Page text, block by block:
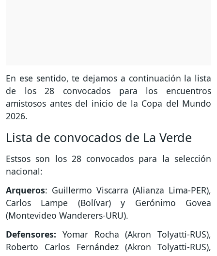
En ese sentido, te dejamos a continuación la lista
de los 28 convocados para los encuentros
amistosos antes del inicio de la Copa del Mundo
2026.
Lista de convocados de La Verde
Estsos son los 28 convocados para la selección
nacional:
Arqueros: Guillermo Viscarra (Alianza Lima-PER),
Carlos Lampe (Bolívar) y Gerónimo Govea
(Montevideo Wanderers-URU).
Defensores: Yomar Rocha (Akron Tolyatti-RUS),
Roberto Carlos Fernández (Akron Tolyatti-RUS),